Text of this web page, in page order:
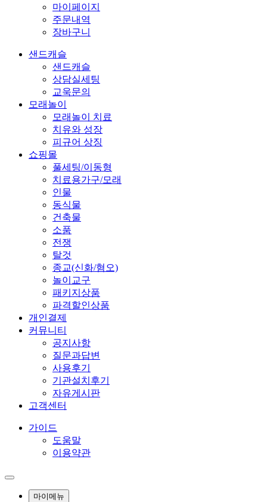
마이페이지
주문내역
장바구니
샌드캐슬
샌드캐슬
상담실세팅
교욱문의
모래놀이
모래놀이 치료
치유와 성장
피규어 상징
쇼핑몰
풀세팅/이동형
치료용가구/모래
인물
동식물
건축물
소품
전쟁
탈것
종교(신화/혐오)
놀이교구
패키지상품
파격할인상품
개인결제
커뮤니티
공지사항
질문과답변
사용후기
기관설치후기
자유게시판
고객센터
가이드
도움말
이용약관
마이메뉴